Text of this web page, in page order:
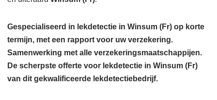
Gespecialiseerd in lekdetectie in Winsum (Fr) op korte
termijn, met een rapport voor uw verzekering.
Samenwerking met alle verzekeringsmaatschappijen.
De scherpste offerte voor lekdetectie in Winsum (Fr)
van dit gekwalificeerde lekdetectiebedrijf.